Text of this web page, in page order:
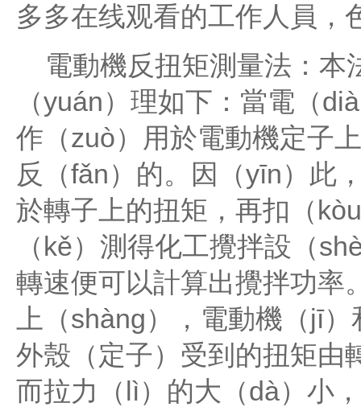
多多在线观看的工作人員，
電動機反扭矩測量法：本
（yuán）理如下：當電（
作（zuò）用於電動機定子
反（fǎn）的。因（yīn）此
於轉子上的扭矩，再扣（
（kě）測得化工攪拌設（
轉速便可以計算出攪拌功率
上（shàng），電動機（jī
外殼（定子）受到的扭矩由
而拉力（lì）的大（dà）小